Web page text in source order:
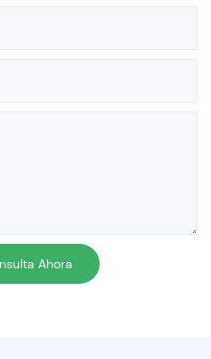
Ahora